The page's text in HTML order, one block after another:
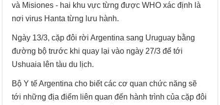
và Misiones - hai khu vực từng được WHO xác định là
nơi virus Hanta từng lưu hành.
Ngày 13/3, cặp đôi rời Argentina sang Uruguay bằng
đường bộ trước khi quay lại vào ngày 27/3 để tới
Ushuaia lên tàu du lịch.
Bộ Y tế Argentina cho biết các cơ quan chức năng sẽ
tới những địa điểm liên quan đến hành trình của cặp đôi